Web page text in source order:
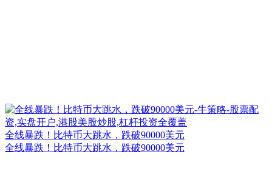
全线暴跌！比特币大跳水，跌破90000美元
全线暴跌！比特币大跳水，跌破90000美元